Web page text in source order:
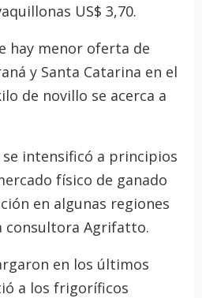
US$ 3,70.
hay menor oferta de
y Santa Catarina en el
de novillo se acerca a
intensificó a principios
físico de ganado
en algunas regiones
consultora Agrifatto.
en los últimos
a los frigoríficos